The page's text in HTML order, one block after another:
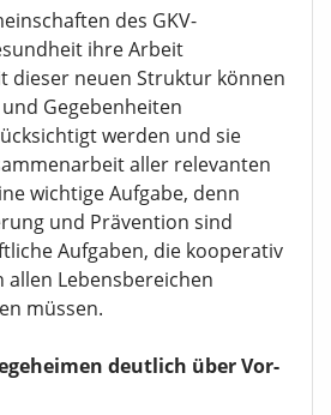
des GKV-
ihre Arbeit
dieser neuen Struktur können
Gegebenheiten
werden und sie
aller relevanten
wichtige Aufgabe, denn
und Prävention sind
Aufgaben, die kooperativ
allen Lebensbereichen
müssen.
deutlich über Vor-